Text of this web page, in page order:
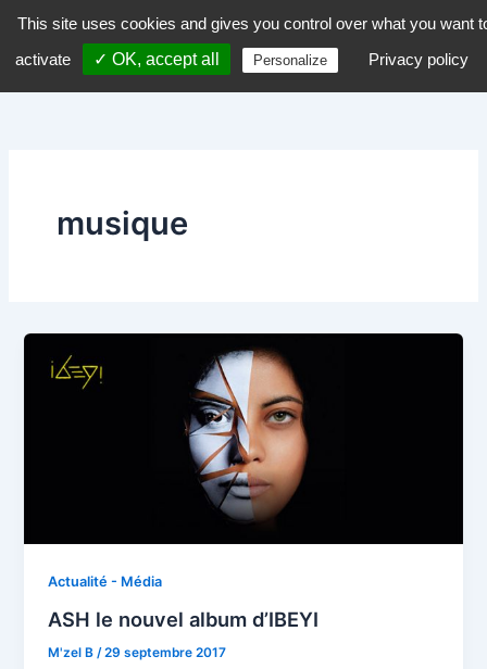
contenu
dZiGue
musique
Actualité - Média
ASH le nouvel album d’IBEYI
M'zel B /29 septembre 2017
This site uses cookies and gives you control over what you want
activate
✓ OK, accept all Personalize Privacy policy